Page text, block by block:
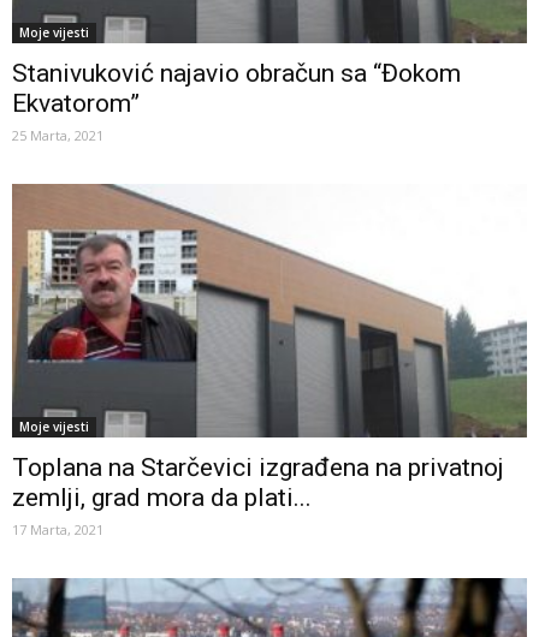
Moje vijesti
Stanivuković najavio obračun sa “Đokom
Ekvatorom”
25 Marta, 2021
Moje vijesti
Toplana na Starčevici izgrađena na privatnoj
zemlji, grad mora da plati...
17 Marta, 2021